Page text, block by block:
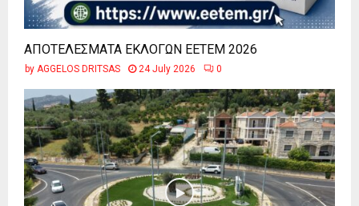
ΑΠΟΤΕΛΕΣΜΑΤΑ ΕΚΛΟΓΩΝ ΕΕΤΕΜ 2026
by AGGELOS DRITSAS 24 July 2026 0